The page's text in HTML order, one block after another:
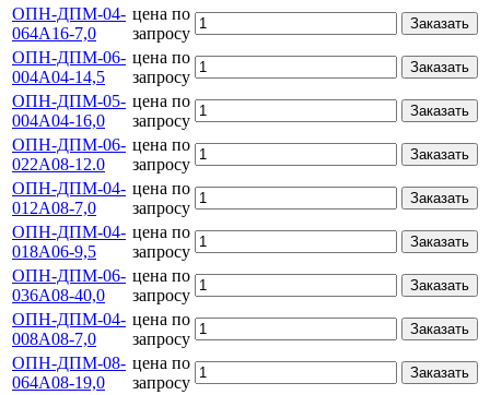
ОПН-ДПМ-04-
064А16-7,0
цена по
запросу
Заказать
ОПН-ДПМ-06-
004А04-14,5
цена по
запросу
Заказать
ОПН-ДПМ-05-
004А04-16,0
цена по
запросу
Заказать
ОПН-ДПМ-06-
022А08-12.0
цена по
запросу
Заказать
ОПН-ДПМ-04-
012А08-7,0
цена по
запросу
Заказать
ОПН-ДПМ-04-
018А06-9,5
цена по
запросу
Заказать
ОПН-ДПМ-06-
036А08-40,0
цена по
запросу
Заказать
ОПН-ДПМ-04-
008А08-7,0
цена по
запросу
Заказать
ОПН-ДПМ-08-
064А08-19,0
цена по
запросу
Заказать